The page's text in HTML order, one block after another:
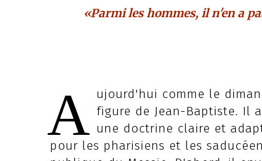
«Parmi les hommes, il n'en a
A ujourd'hui comme le
figure de Jean-Baptiste. Il
une doctrine claire et
pour les pharisiens et les